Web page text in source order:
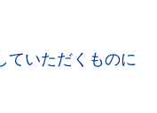
ていただくものに